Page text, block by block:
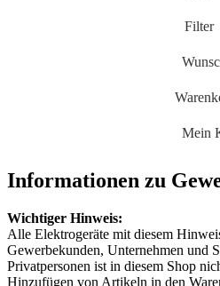
Filter
Mein
Informationen zu
Wichtiger Hinweis:
Alle Elektrogeräte mit diesem
Gewerbekunden, Unternehmen und
Privatpersonen ist in diesem Shop
Hinzufügen von Artikeln in den